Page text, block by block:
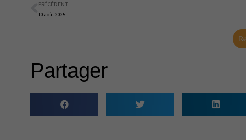
Précédent
PRÉCÉDENT
10 août 2025
Partager